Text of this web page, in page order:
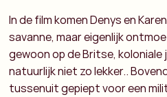
In de film komen Denys en
savanne, maar eigenlijk
gewoon op de Britse,
natuurlijk niet zo lekker..
tussenuit gepiept voor een